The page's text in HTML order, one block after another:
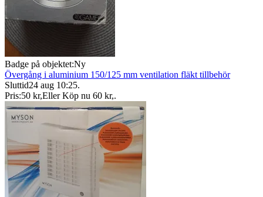
Badge på objektet:Ny
Övergång i aluminium 150/125 mm ventilation fläkt tillbehör
Sluttid24 aug 10:25.
Pris:50 kr,Eller Köp nu 60 kr,.